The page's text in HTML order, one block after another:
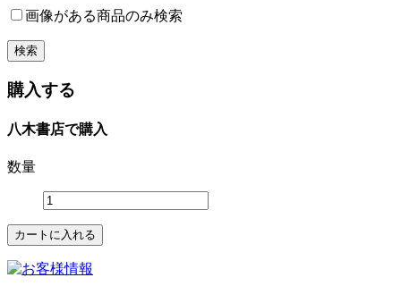
画像がある商品のみ検索
購入する
八木書店で購入
数量